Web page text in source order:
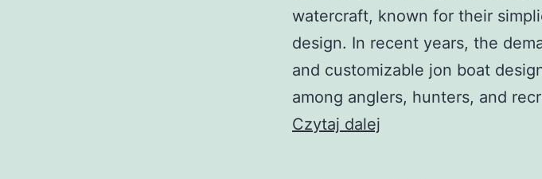
watercraft, known for their
design. In recent years, the
and customizable jon boat
among anglers, hunters, and
Czytaj dalej